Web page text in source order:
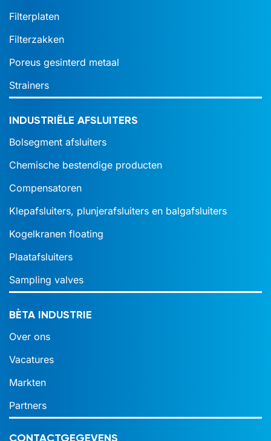
Filterplaten
Filterzakken
Poreus gesinterd metaal
Strainers
INDUSTRIËLE AFSLUITERS
Bolsegment afsluiters
Chemische bestendige producten
Compensatoren
Klepafsluiters, plunjerafsluiters en balgafsluiters
Kogelkranen floating
Plaatafsluiters
Sampling valves
BÈTA INDUSTRIE
Over ons
Vacatures
Markten
Partners
CONTACTGEGEVENS